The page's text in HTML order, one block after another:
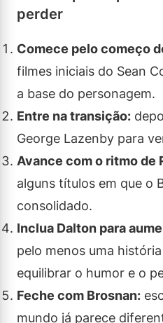
perder
Comece pelo começo
filmes iniciais do Sean
a base do personagem.
Entre na transição:
George Lazenby para
Avance com o ritmo de
alguns títulos em que o
consolidado.
Inclua Dalton para
pelo menos uma
equilibrar o humor e o
Feche com Brosnan:
mundo já parece